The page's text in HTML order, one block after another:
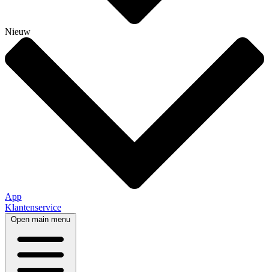
Nieuw
App
Klantenservice
Open main menu